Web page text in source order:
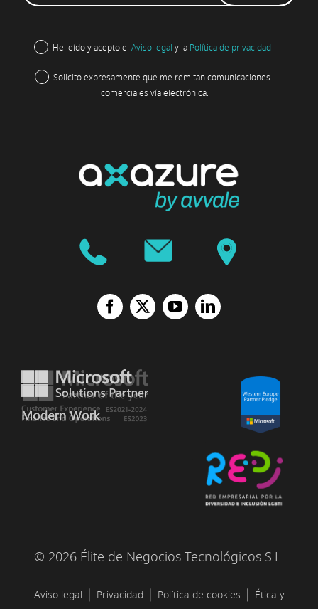
He leído y acepto el Aviso legal y la Política de privacidad
Solicito expresamente que me remitan comunicaciones
comerciales vía electrónica.
© 2026 Élite de Negocios Tecnológicos S.L.
Aviso legal | Privacidad| Política de cookies | Ética y